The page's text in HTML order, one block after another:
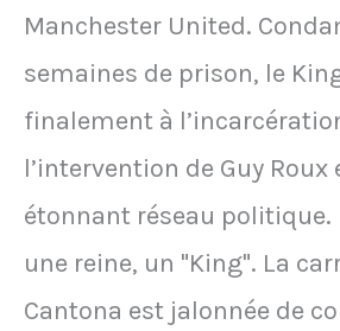
la
qualification
du
Mexique
Manchester United.
semaines de prison, le
finalement à
l’intervention de Guy Roux
étonnant réseau politique.
une reine, un "King". La
Cantona est jalonnée de